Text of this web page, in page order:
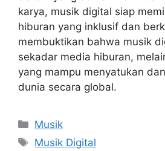
karya, musik digital siap
hiburan yang inklusif dan
membuktikan bahwa musik
sekadar media hiburan,
yang mampu menyatukan
dunia secara global.
Kategori
Musik
Tag
Musik Digital